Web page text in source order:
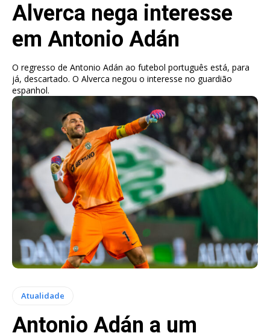
Alverca nega interesse
em Antonio Adán
O regresso de Antonio Adán ao futebol português está, para
já, descartado. O Alverca negou o interesse no guardião
espanhol.
Atualidade
Antonio Adán a um